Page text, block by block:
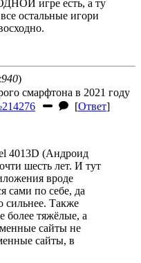
игре есть, а ту
остальные игори
)
смарфтона в 2021 году
[Ответ]
4013D (Андроид
шесть лет. И тут
вроде
сами по себе, да
сильнее. Также
более тяжёлые, а
сайты не
сайты, в